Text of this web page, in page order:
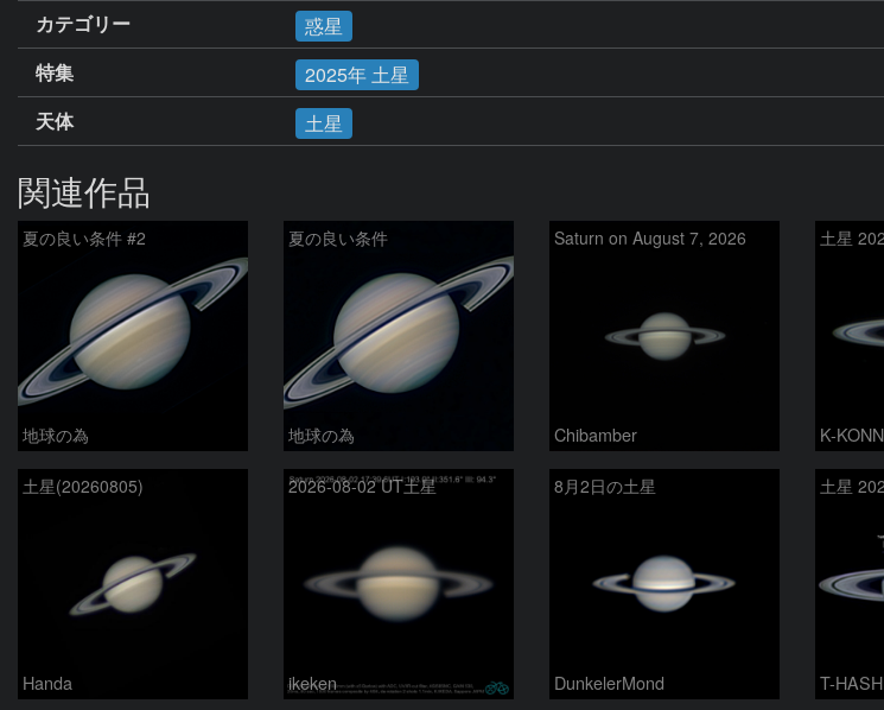
カテゴリー
惑星
特集
2025年 土星
天体
土星
関連作品
夏の良い条件 #2
地球の為
夏の良い条件
地球の為
Saturn on August 7, 2026
Chibamber
土星
K-
土星(20260805)
Handa
2026-08-02 UT土星
ikeken
8月2日の土星
DunkelerMond
土星
T-